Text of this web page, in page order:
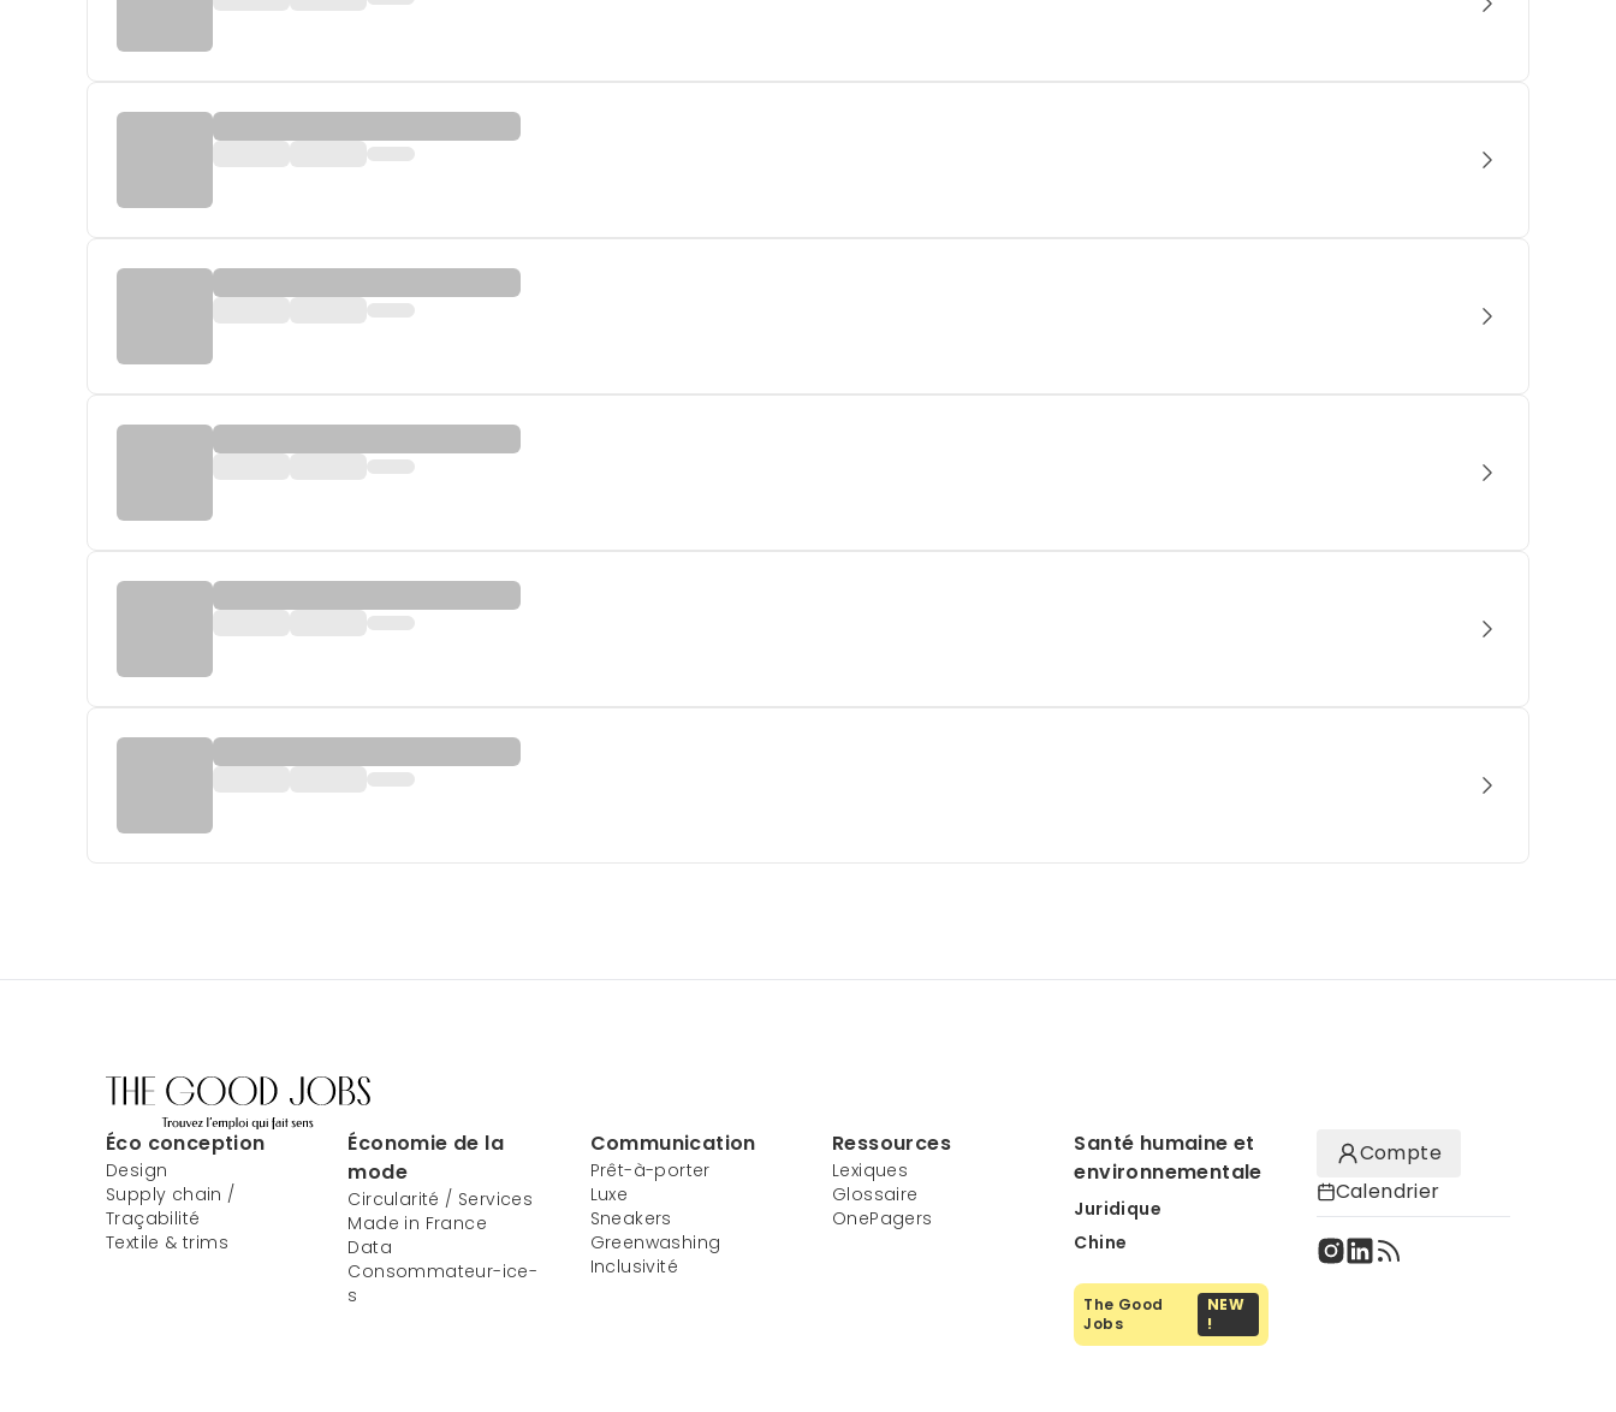
Éco conception
Design
Supply chain /
Traçabilité
Textile & trims
Économie de la
mode
Circularité / Services
Made in France
Data
Consommateur-ice-
s
Communication
Prêt-à-porter
Luxe
Sneakers
Greenwashing
Inclusivité
Ressources
Lexiques
Glossaire
OnePagers
Santé humaine et
environnementale
Juridique
Chine
The Good
Jobs
NEW
!
Compte
Calendrier